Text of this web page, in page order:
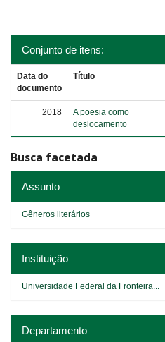
Conjunto de itens:
Data do
documento
Título
2018
A poesia como
deslocamento
Busca facetada
Assunto
Gêneros literários
Instituição
Universidade Federal da Fronteira...
Departamento